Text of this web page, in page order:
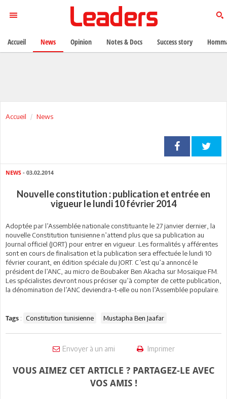
Accueil News
NEWS - 03.02.2014
Nouvelle constitution : publication et entrée en
vigueur le lundi 10 février 2014
Adoptée par l’Assemblée nationale constituante le 27 janvier dernier, la
nouvelle Constitution tunisienne n’attend plus que sa publication au
Journal officiel (JORT) pour entrer en vigueur. Les formalités y afférentes
sont en cours de finalisation et la publication sera effectuée le lundi 10
février courant, en édition spéciale du JORT. C’est qu’a annoncé le
président de l’ANC, au micro de Boubaker Ben Akacha sur Mosaïque FM.
Les spécialistes devront nous préciser qu’à compter de cette publication,
la dénomination de l’ANC deviendra-t-elle ou non l’Assemblée populaire.
Tags : Constitution tunisienne Mustapha Ben Jaafar
Envoyer à un ami Imprimer
VOUS AIMEZ CET ARTICLE ? PARTAGEZ-LE AVEC
VOS AMIS !
Accueil News Opinion Notes & Docs Success story